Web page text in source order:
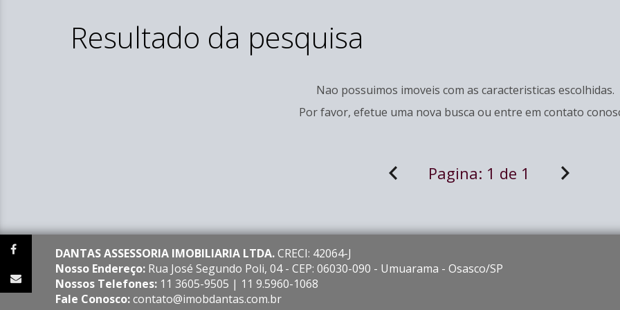
Resultado da pesquisa
Nao possuimos imoveis com as caracteristicas escolhidas.
Por favor, efetue uma nova busca ou entre em contato
Pagina: 1 de 1
DANTAS ASSESSORIA IMOBILIARIA LTDA.CRECI: 42064-J
Nosso Endereço: Rua José Segundo Poli, 04 - CEP: 06030-090 - Umuarama - Osasco/SP
Nossos Telefones: 11 3605-9505 | 11 9.5960-1068
Fale Conosco:contato@imobdantas.com.br